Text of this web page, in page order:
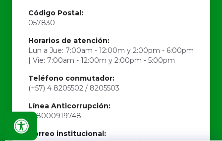
Código Postal:
057830
Horarios de atención:
Lun a Jue: 7:00am - 12:00m y 2:00pm - 6:00pm
| Vie: 7:00am - 12:00m y 2:00pm - 5:00pm
Teléfono conmutador:
(+57) 4 8205502 / 8205503
Línea Anticorrupción:
018000919748
Correo institucional: